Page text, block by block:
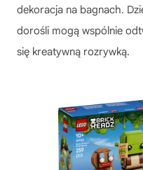
dekoracja na bagnach.
dorośli mogą wspólnie
się kreatywną rozrywką.